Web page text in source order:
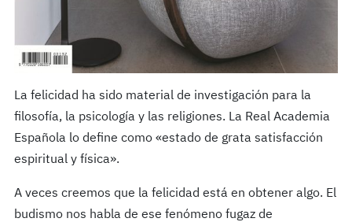
La felicidad ha sido material de investigación para la
filosofía, la psicología y las religiones. La Real Academia
Española lo define como «estado de grata satisfacción
espiritual y física».
A veces creemos que la felicidad está en obtener algo. El
budismo nos habla de ese fenómeno fugaz de